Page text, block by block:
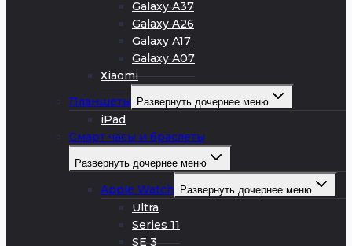
Galaxy A37
Galaxy A26
Galaxy A17
Galaxy A07
Xiaomi
Планшеты Развернуть дочернее меню
iPad
Смарт часы и браслеты
Развернуть дочернее меню
Apple Watch Развернуть дочернее меню
Ultra
Series 11
SE 3